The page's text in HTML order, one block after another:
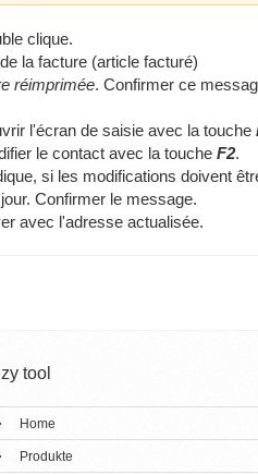
clique.
la facture (article facturé)
réimprimée. Confirmer ce
l'écran de saisie avec la touche
le contact avec la touche F2.
si les modifications doivent
Confirmer le message.
avec l'adresse actualisée.
tool
Home
Produkte